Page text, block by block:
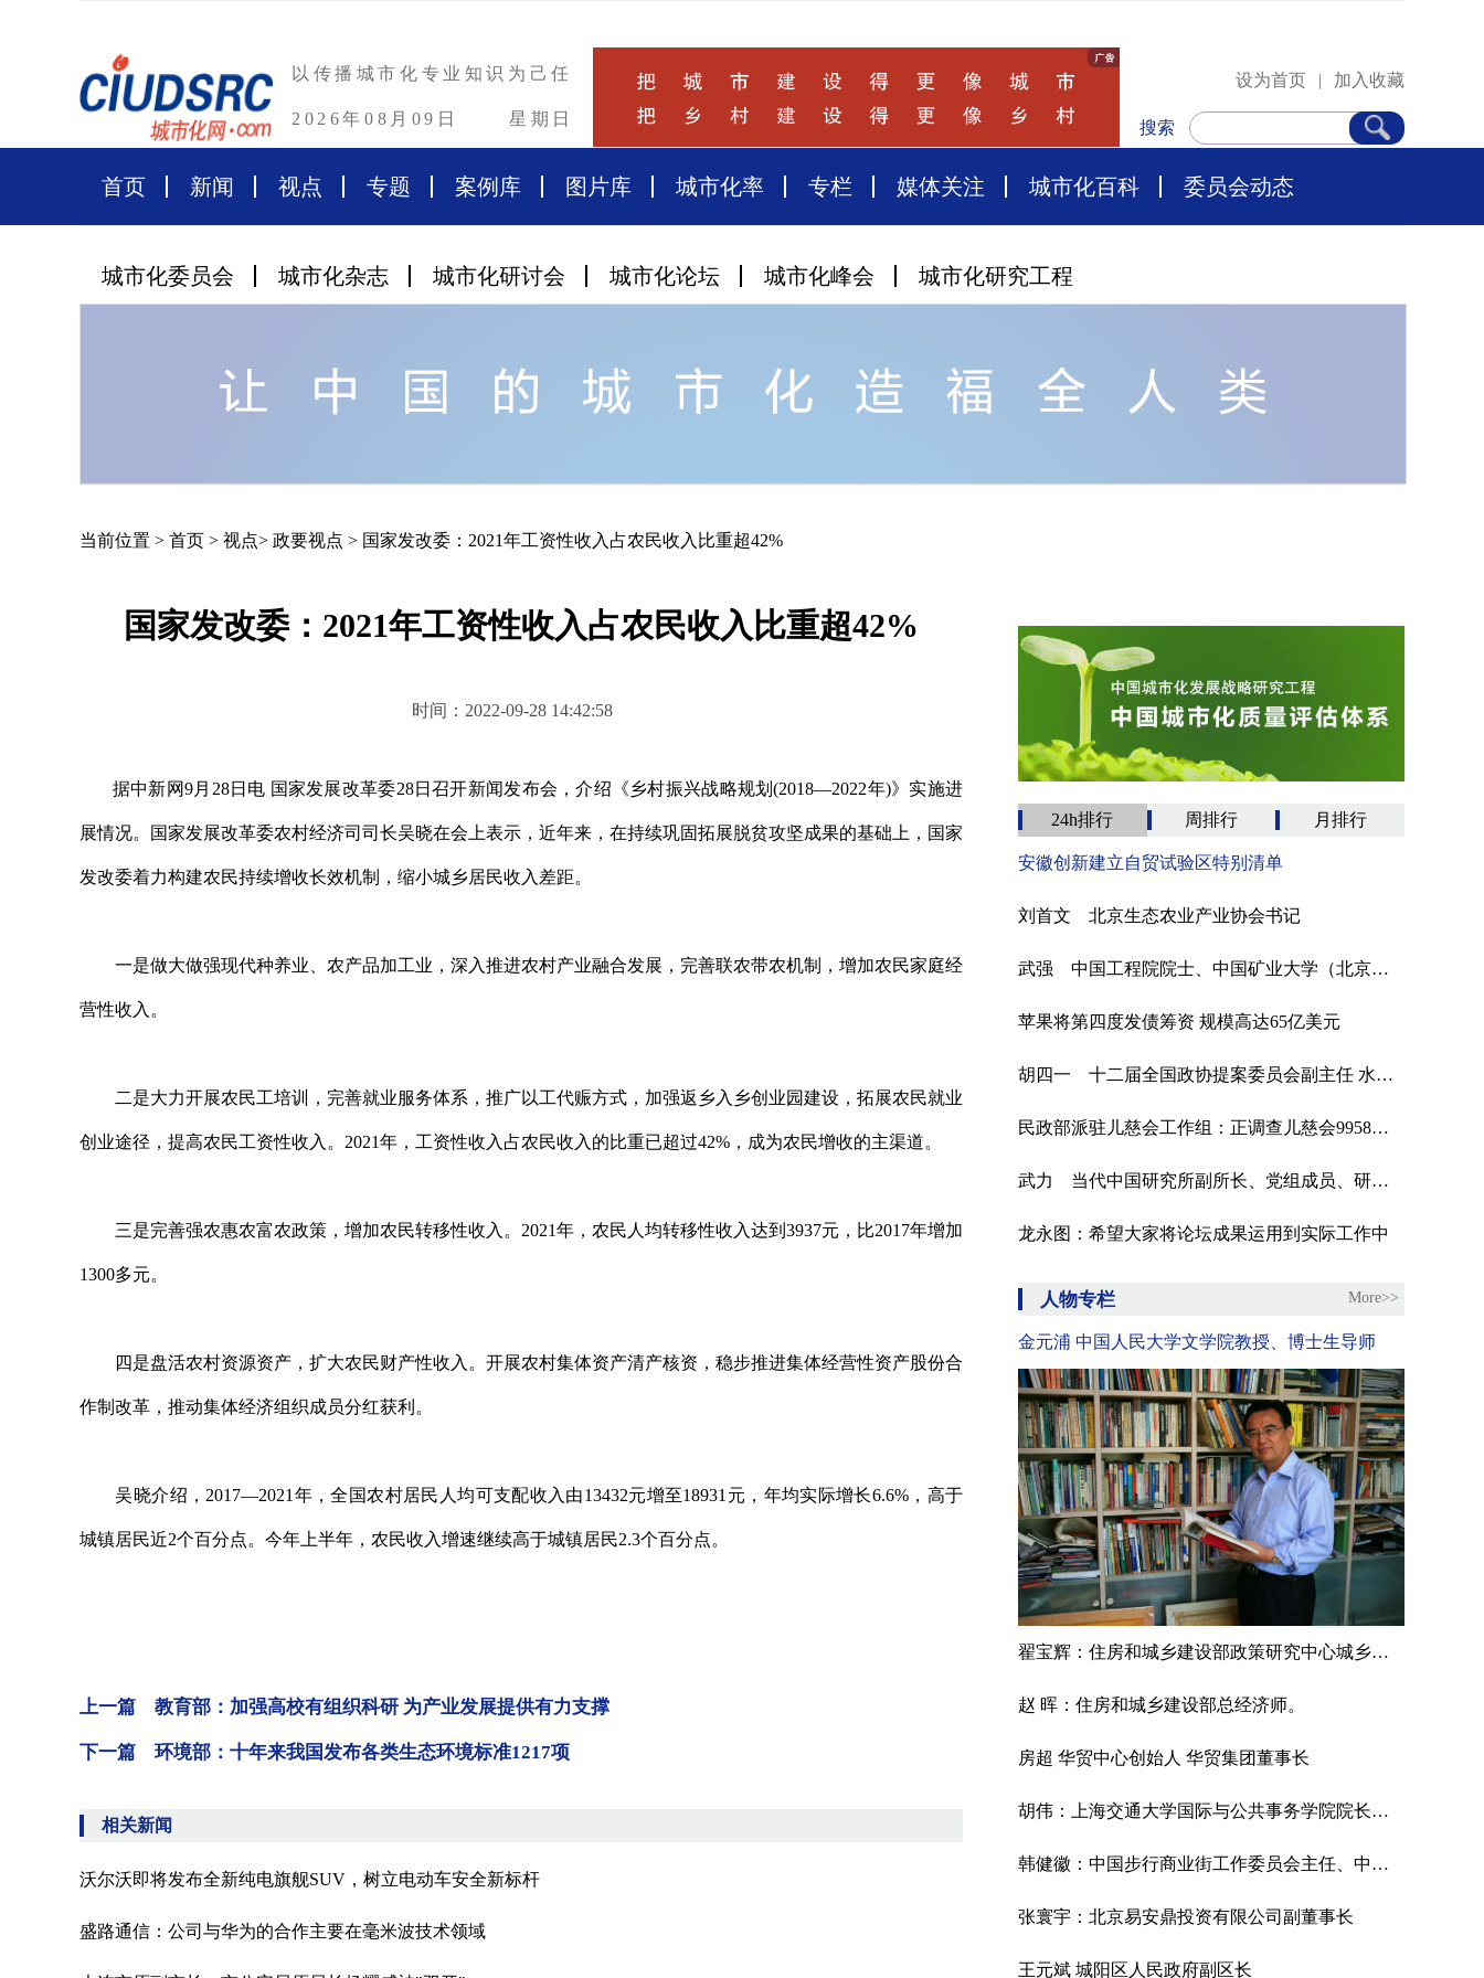
以传播城市化专业知识为己任
2026年08月09日 星期日
设为首页 | 加入收藏
搜索
首页 新闻 视点 专题 案例库 图片库 城市化率 专栏 媒体关注 城市化百科 委员会动态
城市化委员会 城市化杂志 城市化研讨会 城市化论坛 城市化峰会 城市化研究工程
当前位置 > 首页 > 视点> 政要视点 > 国家发改委：2021年工资性收入占农民收入比重超42%
国家发改委：2021年工资性收入占农民收入比重超42%
时间：2022-09-28 14:42:58
据中新网9月28日电 国家发展改革委28日召开新闻发布会，介绍《乡村振兴战略规划(2018—2022年)》实施进
展情况。国家发展改革委农村经济司司长吴晓在会上表示，近年来，在持续巩固拓展脱贫攻坚成果的基础上，国家
发改委着力构建农民持续增收长效机制，缩小城乡居民收入差距。
一是做大做强现代种养业、农产品加工业，深入推进农村产业融合发展，完善联农带农机制，增加农民家庭经
营性收入。
二是大力开展农民工培训，完善就业服务体系，推广以工代赈方式，加强返乡入乡创业园建设，拓展农民就业
创业途径，提高农民工资性收入。2021年，工资性收入占农民收入的比重已超过42%，成为农民增收的主渠道。
三是完善强农惠农富农政策，增加农民转移性收入。2021年，农民人均转移性收入达到3937元，比2017年增加
1300多元。
四是盘活农村资源资产，扩大农民财产性收入。开展农村集体资产清产核资，稳步推进集体经营性资产股份合
作制改革，推动集体经济组织成员分红获利。
吴晓介绍，2017—2021年，全国农村居民人均可支配收入由13432元增至18931元，年均实际增长6.6%，高于
城镇居民近2个百分点。今年上半年，农民收入增速继续高于城镇居民2.3个百分点。
上一篇 教育部：加强高校有组织科研 为产业发展提供有力支撑
下一篇 环境部：十年来我国发布各类生态环境标准1217项
相关新闻
沃尔沃即将发布全新纯电旗舰SUV，树立电动车安全新标杆
盛路通信：公司与华为的合作主要在毫米波技术领域
24h排行 周排行 月排行
安徽创新建立自贸试验区特别清单
刘首文 北京生态农业产业协会书记
武强 中国工程院院士、中国矿业大学（北京）教授
苹果将第四度发债筹资 规模高达65亿美元
胡四一 十二届全国政协提案委员会副主任 水利部原副部长
民政部派驻儿慈会工作组：正调查儿慈会9958项目河南“救助站”负责人雷某涉嫌职务犯罪
武力 当代中国研究所副所长、党组成员、研究员
龙永图：希望大家将论坛成果运用到实际工作中
人物专栏 More>>
金元浦 中国人民大学文学院教授、博士生导师
翟宝辉：住房和城乡建设部政策研究中心城乡规划处处长
赵 晖：住房和城乡建设部总经济师。
房超 华贸中心创始人 华贸集团董事长
胡伟：上海交通大学国际与公共事务学院院长、博士导师
韩健徽：中国步行商业街工作委员会主任、中国城市商业网点建设管理联合会副会长、中国商旅文产业联盟主任、中国庙会联盟主任。
张寰宇：北京易安鼎投资有限公司副董事长
王元斌 城阳区人民政府副区长